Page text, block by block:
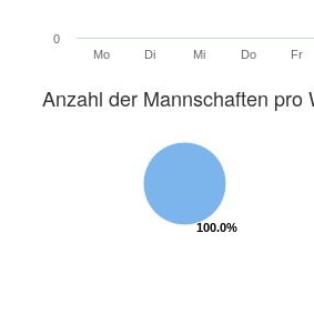
Mo Di Mi Do Fr
0
Anzahl der Mannschaften pro
100.0%
100.0%